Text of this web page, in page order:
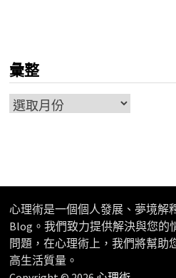
彙整
彙
心理術是一個個人發展、夢境解
Blog。我們致力提供解決與您的
問題，在心理術上，我們將幫助
高生活質量。